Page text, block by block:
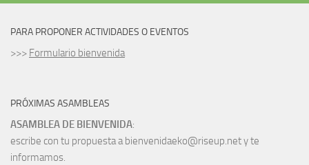
PARA PROPONER ACTIVIDADES O EVENTOS
>>> Formulario bienvenida
PRÓXIMAS ASAMBLEAS
ASAMBLEA DE BIENVENIDA:
escribe con tu propuesta a bienvenidaeko@riseup.net y te
informamos.